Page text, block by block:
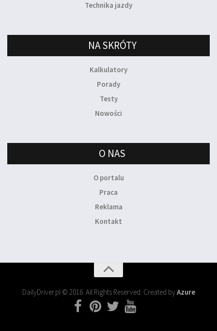
Technika jazdy
NA SKRÓTY
Kalkulatory
Porady
Testy
Nowości
O NAS
O portalu
Praca
Reklama
Kontakt
DailyDriver.pl © 2016. All Rights Reserved. Created byAzure